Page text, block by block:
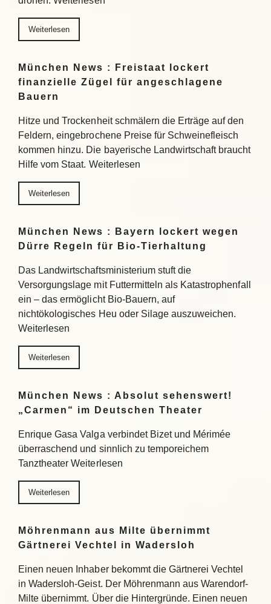
Weiterlesen
München News : Freistaat lockert
finanzielle Zügel für angeschlagene
Bauern
Hitze und Trockenheit schmälern die Erträge auf den
Feldern, eingebrochene Preise für Schweinefleisch
kommen hinzu. Die bayerische Landwirtschaft braucht
Hilfe vom Staat. Weiterlesen
Weiterlesen
München News : Bayern lockert wegen
Dürre Regeln für Bio-Tierhaltung
Das Landwirtschaftsministerium stuft die
Versorgungslage mit Futtermitteln als Katastrophenfall
ein – das ermöglicht Bio-Bauern, auf
nichtökologisches Heu oder Silage auszuweichen.
Weiterlesen
Weiterlesen
München News : Absolut sehenswert!
„Carmen“ im Deutschen Theater
Enrique Gasa Valga verbindet Bizet und Mérimée
überraschend und sinnlich zu temporeichem
Tanztheater Weiterlesen
Weiterlesen
Möhrenmann aus Milte übernimmt
Gärtnerei Vechtel in Wadersloh
Einen neuen Inhaber bekommt die Gärtnerei Vechtel
in Wadersloh-Geist. Der Möhrenmann aus Warendorf-
Milte übernimmt. Über die Hintergründe. Einen neuen